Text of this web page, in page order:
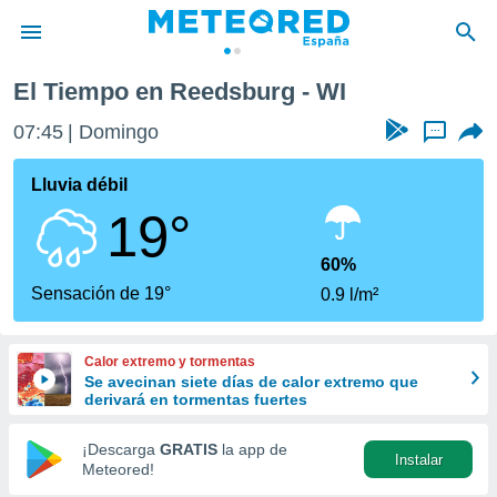
de
por
se
calidad.
a este
las
y
forma
digital
basada
El Tiempo en Reedsburg - WI
07:45 Domingo ...
Lluvia débil
19°
Sensación de 19°
60%
0.9 l/m²
Calor extremo y tormentas
Se avecinan siete días de calor extremo que
derivará en tormentas fuertes
¡Descarga GRATIS la app de
Meteored!
Instalar